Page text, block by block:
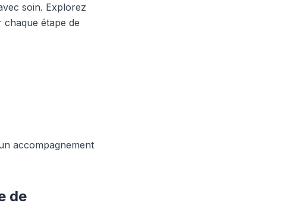
soin. Explorez
étape de
accompagnement
de